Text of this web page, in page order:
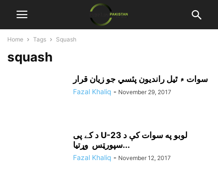
Home Tags Squash
squash
سوات ۾ ٿيل رانديون پئسي جو زيان قرار
Fazal Khaliq - November 29, 2017
د کے پی U-23 لوبو په سوات کې د
سپورټس وړتيا...
Fazal Khaliq - November 12, 2017